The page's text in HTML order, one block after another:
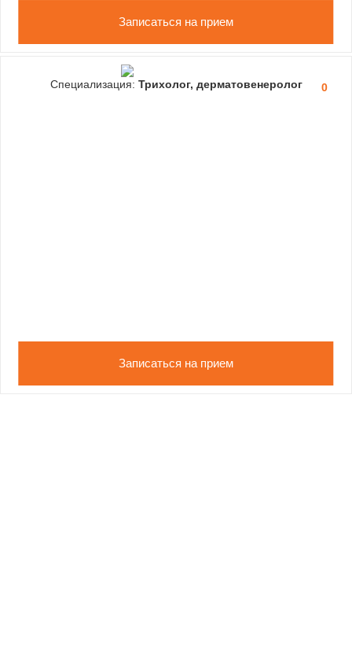
Записаться на прием
0
Специализация: Трихолог, дерматовенеролог
Записаться на прием